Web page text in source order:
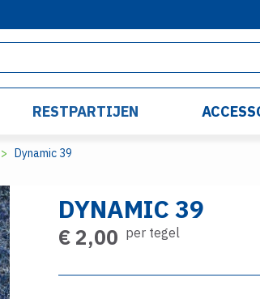
RESTPARTIJEN
Dynamic 39
DYNAMIC 39
€ 2,00 per tegel